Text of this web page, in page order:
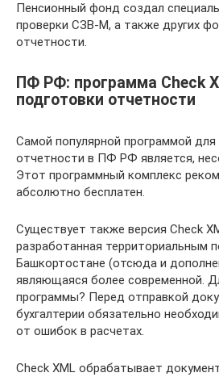
Пенсионный фонд создал
проверки СЗВ-М, а также других
отчетности.
ПФ РФ: программа Check
подготовки отчетности
Самой популярной программой
отчетности в ПФ РФ является,
Этот программный комплекс
абсолютно бесплатен.
Существует также версия Check
разработанная территориальным
Башкортостане (отсюда и
являющаяся более современной.
программы? Перед отправкой
бухгалтерии обязательно
от ошибок в расчетах.
Check XML обрабатывает